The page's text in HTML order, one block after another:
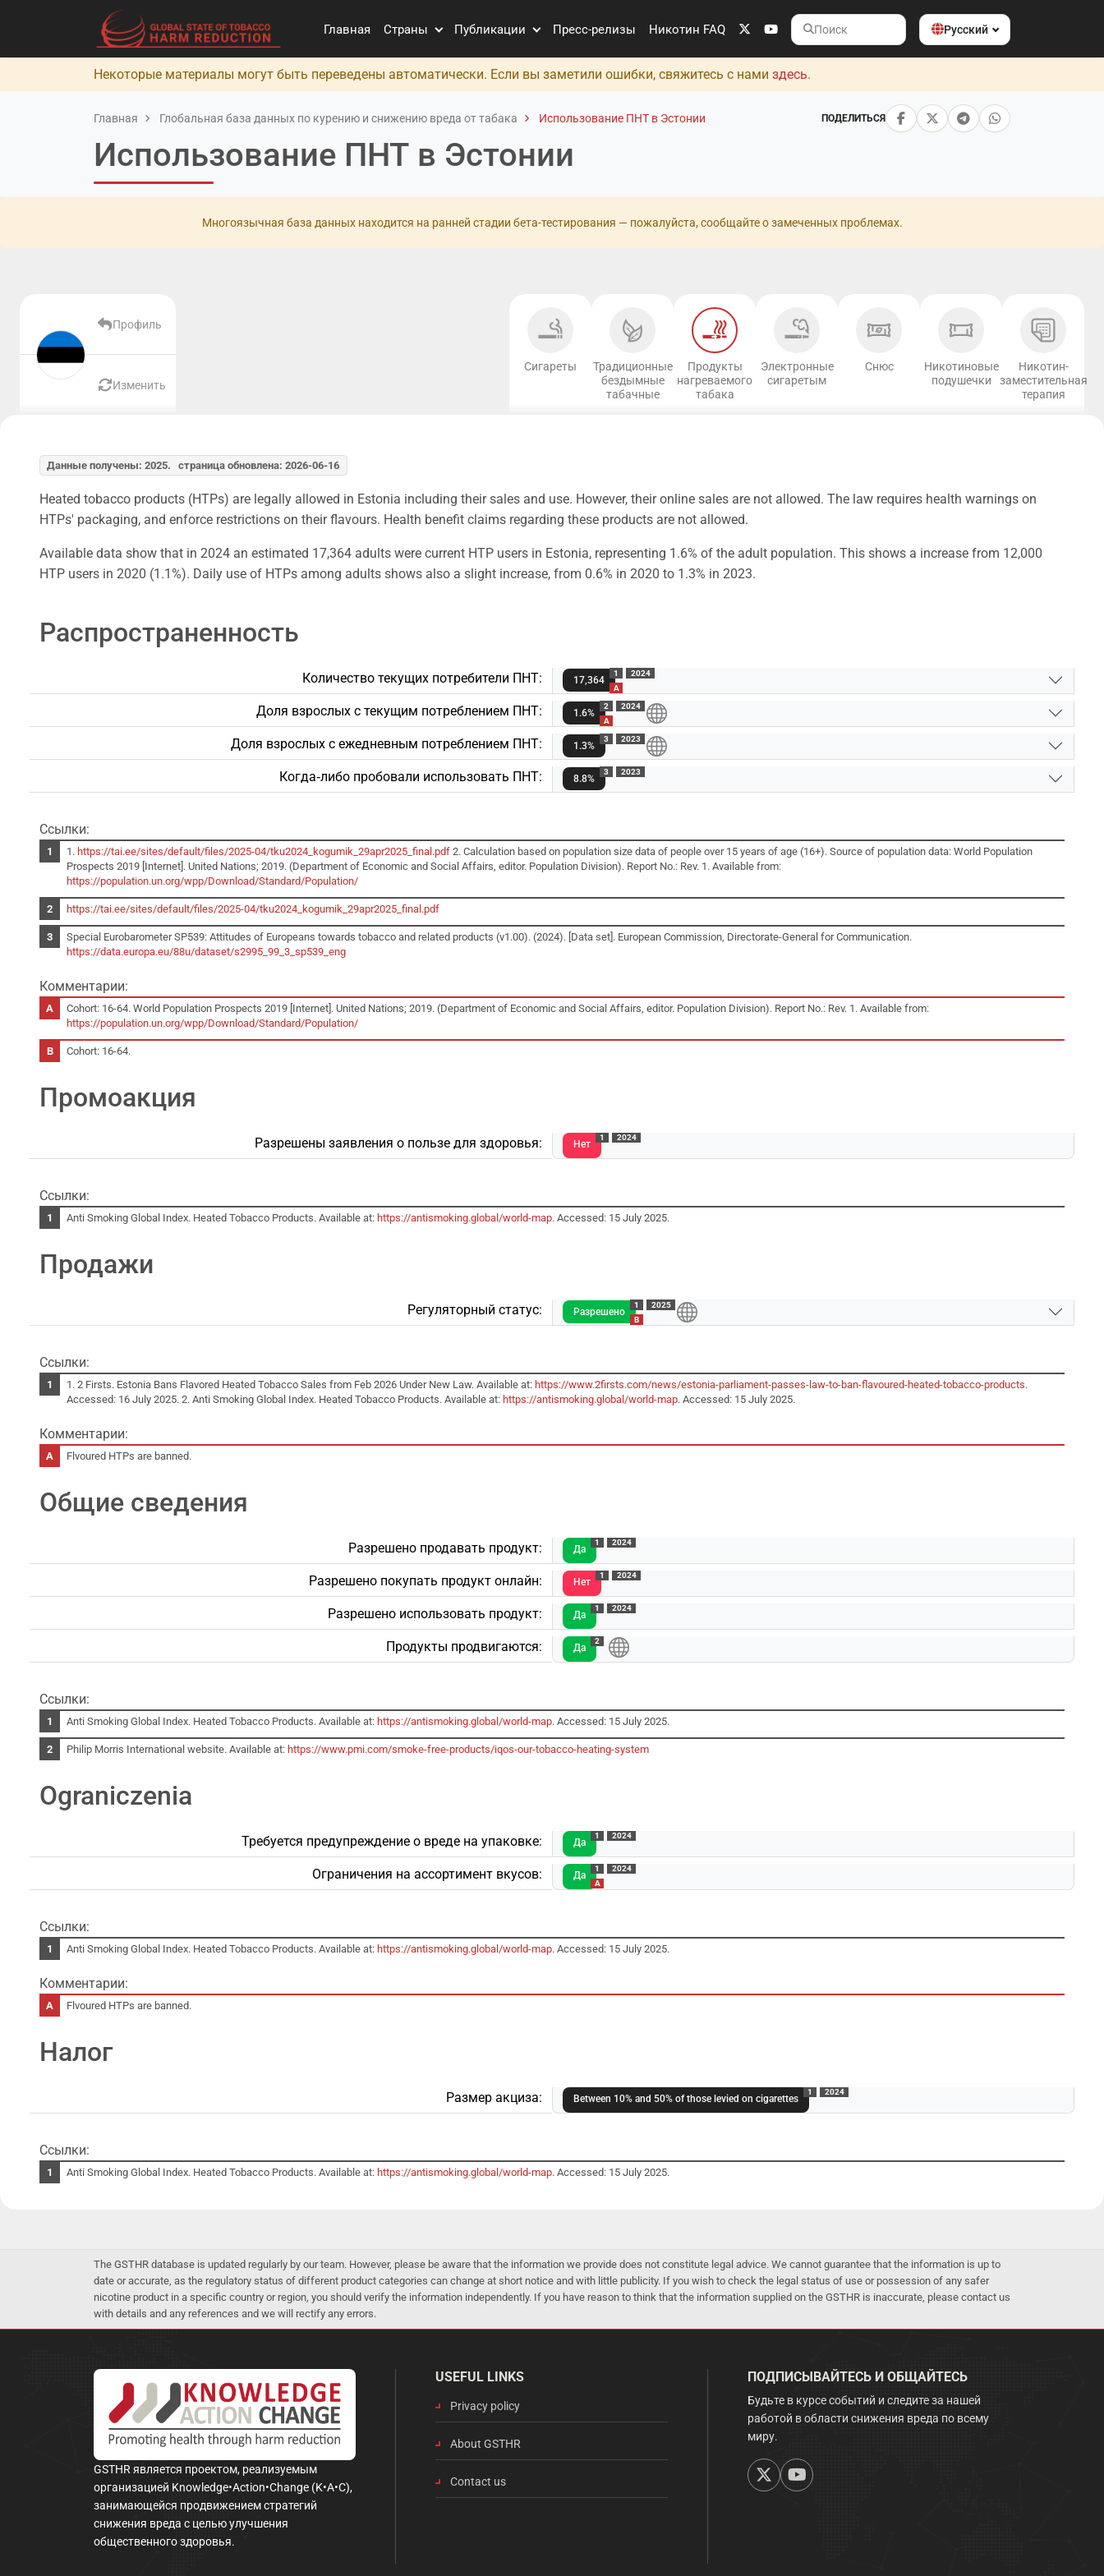
Главная Страны Публикации Пресс-релизы Никотин FAQ
Поиск
Русский
Некоторые материалы могут быть переведены автоматически. Если вы заметили ошибки, свяжитесь с нами здесь.
Главная Глобальная база данных по курению и снижению вреда от табака Использование ПНТ в Эстонии ПОДЕЛИТЬСЯ
Использование ПНТ в Эстонии
Многоязычная база данных находится на ранней стадии бета-тестирования — пожалуйста, сообщайте о замеченных проблемах.
Профиль
Изменить
Сигареты
Традиционные
бездымные
табачные
Продукты
нагреваемого
табака
Электронные
сигаретым
Снюс
Никотиновые
подушечки
Никотин-
заместительная
терапия
Данные получены: 2025. страница обновлена: 2026-06-16
Heated tobacco products (HTPs) are legally allowed in Estonia including their sales and use. However, their online sales are not allowed. The law requires health warnings on
HTPs' packaging, and enforce restrictions on their flavours. Health benefit claims regarding these products are not allowed.
Available data show that in 2024 an estimated 17,364 adults were current HTP users in Estonia, representing 1.6% of the adult population. This shows a increase from 12,000
HTP users in 2020 (1.1%). Daily use of HTPs among adults shows also a slight increase, from 0.6% in 2020 to 1.3% in 2023.
Распространенность
Количество текущих потребители ПНТ: 17,364
1
A
2024
Доля взрослых с текущим потреблением ПНТ: 1.6%
2
A
2024
Доля взрослых с ежедневным потреблением ПНТ: 1.3%
3 2023
Когда‑либо пробовали использовать ПНТ: 8.8%
3 2023
Ссылки:
1. https://tai.ee/sites/default/files/2025-04/tku2024_kogumik_29apr2025_final.pdf 2. Calculation based on population size data of people over 15 years of age (16+). Source of population data: World Population
Prospects 2019 [Internet]. United Nations; 2019. (Department of Economic and Social Affairs, editor. Population Division). Report No.: Rev. 1. Available from:
https://population.un.org/wpp/Download/Standard/Population/
https://tai.ee/sites/default/files/2025-04/tku2024_kogumik_29apr2025_final.pdf
Special Eurobarometer SP539: Attitudes of Europeans towards tobacco and related products (v1.00). (2024). [Data set]. European Commission, Directorate-General for Communication.
https://data.europa.eu/88u/dataset/s2995_99_3_sp539_eng
Комментарии:
Cohort: 16-64. World Population Prospects 2019 [Internet]. United Nations; 2019. (Department of Economic and Social Affairs, editor. Population Division). Report No.: Rev. 1. Available from:
https://population.un.org/wpp/Download/Standard/Population/
Cohort: 16-64.
Промоакция
Разрешены заявления о пользе для здоровья: Нет
1 2024
Ссылки:
Anti Smoking Global Index. Heated Tobacco Products. Available at: https://antismoking.global/world-map. Accessed: 15 July 2025.
Продажи
Регуляторный статус: Разрешено
1
B
2025
Ссылки:
1. 2 Firsts. Estonia Bans Flavored Heated Tobacco Sales from Feb 2026 Under New Law. Available at: https://www.2firsts.com/news/estonia-parliament-passes-law-to-ban-flavoured-heated-tobacco-products.
Accessed: 16 July 2025. 2. Anti Smoking Global Index. Heated Tobacco Products. Available at: https://antismoking.global/world-map. Accessed: 15 July 2025.
Комментарии:
Flvoured HTPs are banned.
Общие сведения
Разрешено продавать продукт: Да
1 2024
Разрешено покупать продукт онлайн: Нет
1 2024
Разрешено использовать продукт: Да
1 2024
Продукты продвигаются: Да
2
Ссылки:
Anti Smoking Global Index. Heated Tobacco Products. Available at: https://antismoking.global/world-map. Accessed: 15 July 2025.
Philip Morris International website. Available at: https://www.pmi.com/smoke-free-products/iqos-our-tobacco-heating-system
Ograniczenia
Требуется предупреждение о вреде на упаковке: Да
1 2024
Ограничения на ассортимент вкусов: Да
1
A
2024
Ссылки:
Anti Smoking Global Index. Heated Tobacco Products. Available at: https://antismoking.global/world-map. Accessed: 15 July 2025.
Комментарии:
Flvoured HTPs are banned.
Налог
Размер акциза: Between 10% and 50% of those levied on cigarettes
1 2024
Ссылки:
Anti Smoking Global Index. Heated Tobacco Products. Available at: https://antismoking.global/world-map. Accessed: 15 July 2025.
The GSTHR database is updated regularly by our team. However, please be aware that the information we provide does not constitute legal advice. We cannot guarantee that the information is up to
date or accurate, as the regulatory status of different product categories can change at short notice and with little publicity. If you wish to check the legal status of use or possession of any safer
nicotine product in a specific country or region, you should verify the information independently. If you have reason to think that the information supplied on the GSTHR is inaccurate, please contact us
with details and any references and we will rectify any errors.
GSTHR является проектом, реализуемым
организацией Knowledge•Action•Change (K•A•C),
занимающейся продвижением стратегий
снижения вреда с целью улучшения
общественного здоровья.
USEFUL LINKS
Privacy policy
About GSTHR
Contact us
ПОДПИСЫВАЙТЕСЬ И ОБЩАЙТЕСЬ
Будьте в курсе событий и следите за нашей
работой в области снижения вреда по всему
миру.